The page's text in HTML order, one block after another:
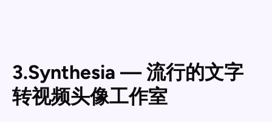
3.Synthesia — 流行的文字
转视频头像工作室